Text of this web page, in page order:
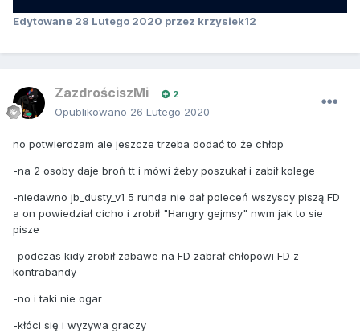
Edytowane 28 Lutego 2020 przez krzysiek12
ZazdrościszMi 2
Opublikowano 26 Lutego 2020
no potwierdzam ale jeszcze trzeba dodać to że chłop
-na 2 osoby daje broń tt i mówi żeby poszukał i zabił kolege
-niedawno jb_dusty_v1 5 runda nie dał poleceń wszyscy piszą FD
a on powiedział cicho i zrobił "Hangry gejmsy" nwm jak to sie
pisze
-podczas kidy zrobił zabawe na FD zabrał chłopowi FD z
kontrabandy
-no i taki nie ogar
-kłóci się i wyzywa graczy